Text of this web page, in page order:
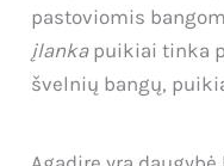
pastoviomis
įlankapuikiai tinka
švelnių bangų,